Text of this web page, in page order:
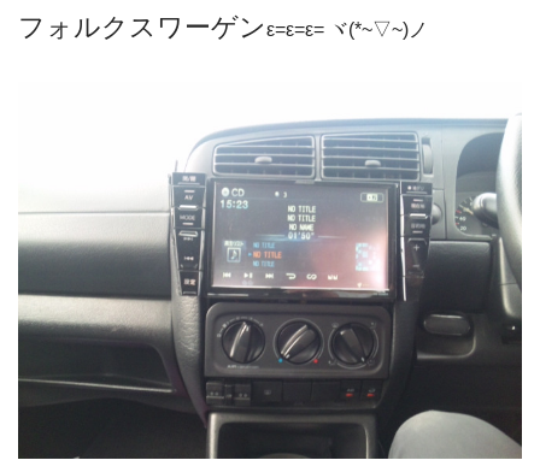
フォルクスワーゲンε=ε=ε= ヾ(*~▽~)ノ